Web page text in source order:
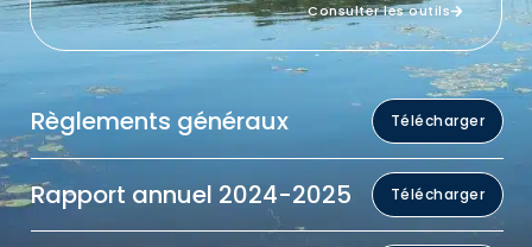
Consulter les outils
Règlements généraux Télécharger
Rapport annuel 2024-2025 Télécharger